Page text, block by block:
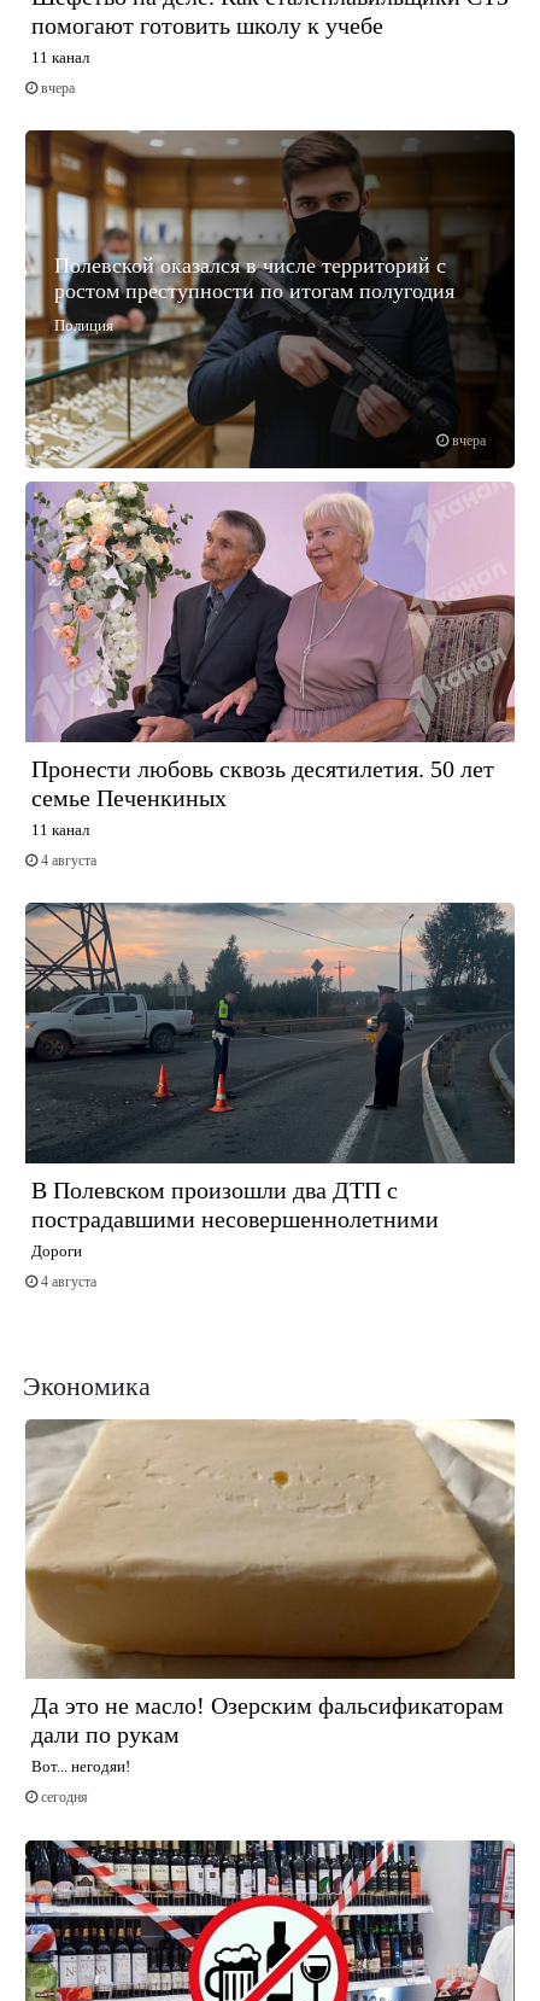
помогают готовить школу к учебе
11 канал
вчера
вчера
Полевской оказался в числе территорий с
ростом преступности по итогам полугодия
Полиция
Пронести любовь сквозь десятилетия. 50 лет
семье Печенкиных
11 канал
4 августа
В Полевском произошли два ДТП с
пострадавшими несовершеннолетними
Дороги
4 августа
Экономика
Да это не масло! Озерским фальсификаторам
дали по рукам
Вот... негодяи!
сегодня